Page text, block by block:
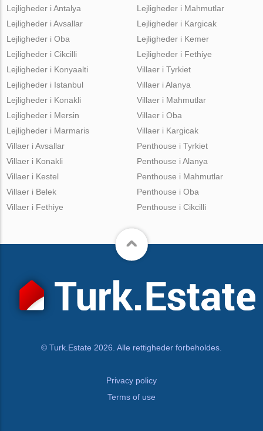
Lejligheder i Antalya
Lejligheder i Avsallar
Lejligheder i Oba
Lejligheder i Cikcilli
Lejligheder i Mahmutlar
Lejligheder i Kargicak
Lejligheder i Kemer
Lejligheder i Fethiye
Lejligheder i Konyaalti
Lejligheder i Istanbul
Lejligheder i Konakli
Lejligheder i Mersin
Lejligheder i Marmaris
Villaer i Tyrkiet
Villaer i Alanya
Villaer i Mahmutlar
Villaer i Oba
Villaer i Kargicak
Villaer i Avsallar
Villaer i Konakli
Villaer i Kestel
Villaer i Belek
Villaer i Fethiye
Penthouse i Tyrkiet
Penthouse i Alanya
Penthouse i Mahmutlar
Penthouse i Oba
Penthouse i Cikcilli
© Turk.Estate 2026. Alle rettigheder forbeholdes.
Privacy policy
Terms of use